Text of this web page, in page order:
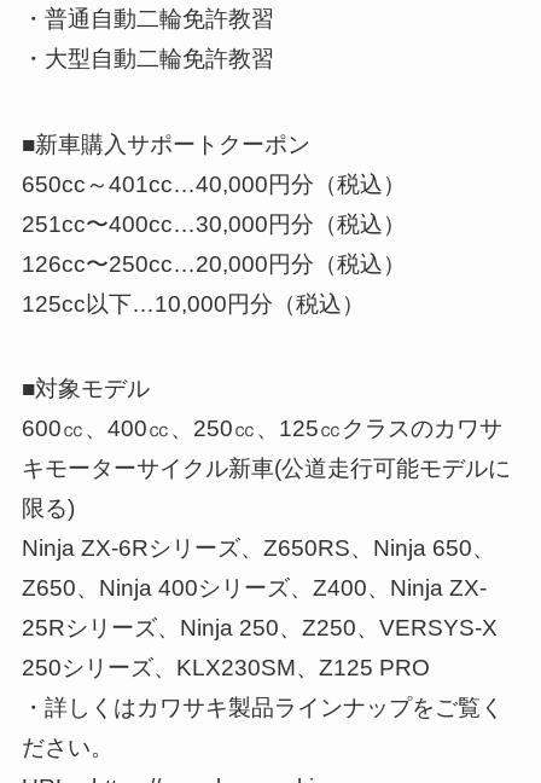
・普通自動二輪免許教習
・大型自動二輪免許教習
■新車購入サポートクーポン
650cc～401cc…40,000円分（税込）
251cc〜400cc…30,000円分（税込）
126cc〜250cc…20,000円分（税込）
125cc以下…10,000円分（税込）
■対象モデル
600㏄、400㏄、250㏄、125㏄クラスのカワサ
キモーターサイクル新車(公道走行可能モデルに
限る)
Ninja ZX-6Rシリーズ、Z650RS、Ninja 650、
Z650、Ninja 400シリーズ、Z400、Ninja ZX-
25Rシリーズ、Ninja 250、Z250、VERSYS-X
250シリーズ、KLX230SM、Z125 PRO
・詳しくはカワサキ製品ラインナップをご覧く
ださい。